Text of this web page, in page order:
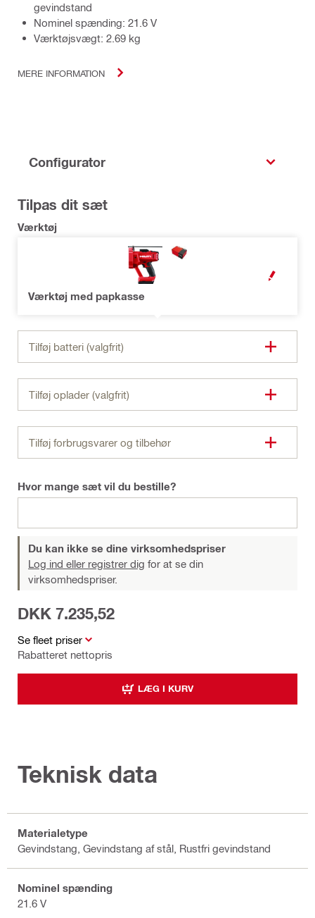
gevindstand
Nominel spænding: 21.6 V
Værktøjsvægt: 2.69 kg
MERE INFORMATION
Configurator
Tilpas dit sæt
Værktøj
Værktøj med papkasse
OPEN MODAL
Tilføj batteri (valgfrit)
Tilføj oplader (valgfrit)
Tilføj forbrugsvarer og tilbehør
Hvor mange sæt vil du bestille?
Du kan ikke se dine virksomhedspriser
Log ind eller registrer dig for at se din
virksomhedspriser.
Se fleet priser
Rabatteret nettopris
DKK 7.235,52
LÆG I KURV
Teknisk data
Materialetype
Gevindstang, Gevindstang af stål, Rustfri gevindstand
Nominel spænding
21.6 V